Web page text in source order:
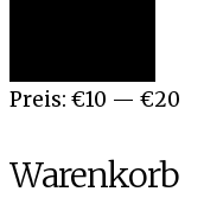
Preis: €10 — €20
Warenkorb